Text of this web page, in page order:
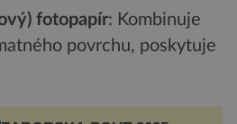
) fotopapír: Kombinuje
povrchu, poskytuje